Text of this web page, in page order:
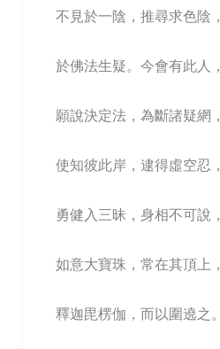
不見於一陰，推尋求色陰，
於佛法生疑。今會有此人，
願說決定法，為斷諸疑網，
使知彼此岸，逮得虛空忍，
勇健入三昧，身相不可說，
如意大寶珠，常在其頂上，
釋迦毘楞伽，而以圍遶之。